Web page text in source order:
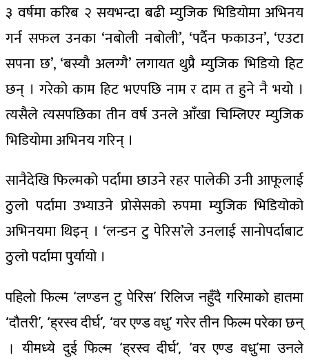
३ वर्षमा करिब २ सयभन्दा बढी म्युजिक भिडियोमा अभिनय
गर्न सफल उनका ‘नबोली नबोली’, ‘पर्दैन फकाउन’, ‘एउटा
सपना छ’, ‘बस्यौ अलग्गै’ लगायत थुप्रै म्युजिक भिडियो हिट
छन् । गरेको काम हिट भएपछि नाम र दाम त हुने नै भयो ।
त्यसैले त्यसपछिका तीन वर्ष उनले आँखा चिम्लिएर म्युजिक
भिडियोमा अभिनय गरिन् ।
सानैदेखि फिल्मको पर्दामा छाउने रहर पालेकी उनी आफूलाई
ठुलो पर्दामा उभ्याउने प्रोसेसको रुपमा म्युजिक भिडियोको
अभिनयमा थिइन् । ‘लन्डन टु पेरिस’ले उनलाई सानोपर्दाबाट
ठुलो पर्दामा पुर्यायो ।
पहिलो फिल्म ‘लण्डन टु पेरिस’ रिलिज नहुँदै गरिमाको हातमा
‘दौतरी’, ‘ह्रस्व दीर्घ’, ‘वर एण्ड वधु’ गरेर तीन फिल्म परेका छन्
। यीमध्ये दुई फिल्म ‘ह्रस्व दीर्घ’, ‘वर एण्ड वधु’मा उनले